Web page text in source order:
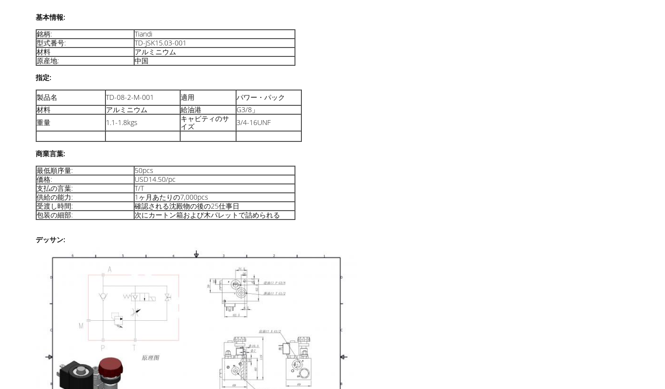
基本情報:
銘柄:
Tiandi
型式番号:
TD-JSK15.03-001
材料
アルミニウム
原産地:
中国
指定:
製品名 TD-08-2-M-001 適用
パワー・パック
材料
アルミニウム 給油港
G3/8」
重量
1.1-1.8kgs
キャビティのサ
イズ
3/4-16UNF
商業言葉:
最低順序量:
50pcs
価格:
USD14.50/pc
支払の言葉:
T/T
供給の能力:
1ヶ月あたりの7,000pcs
受渡し時間:
確認される沈殿物の後の25仕事日
包装の細部:
次にカートン箱および木パレットで詰められる
デッサン: